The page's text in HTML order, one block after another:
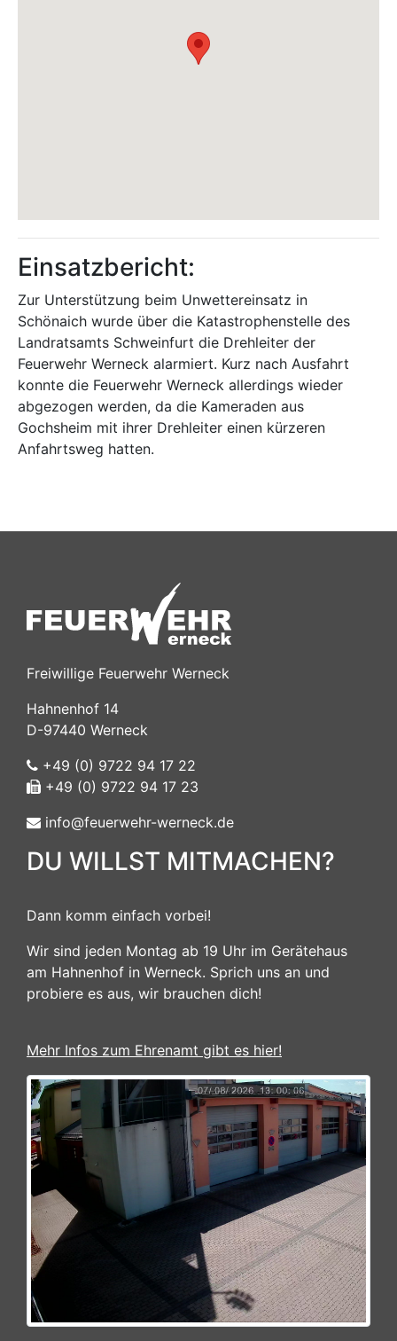
Einsatzbericht:
Zur Unterstützung beim Unwettereinsatz in
Schönaich wurde über die Katastrophenstelle des
Landratsamts Schweinfurt die Drehleiter der
Feuerwehr Werneck alarmiert. Kurz nach Ausfahrt
konnte die Feuerwehr Werneck allerdings wieder
abgezogen werden, da die Kameraden aus
Gochsheim mit ihrer Drehleiter einen kürzeren
Anfahrtsweg hatten.
Freiwillige Feuerwehr Werneck
Hahnenhof 14
D-97440 Werneck
+49 (0) 9722 94 17 22
+49 (0) 9722 94 17 23
info@feuerwehr-werneck.de
DU WILLST MITMACHEN?
Dann komm einfach vorbei!
Wir sind jeden Montag ab 19 Uhr im Gerätehaus
am Hahnenhof in Werneck. Sprich uns an und
probiere es aus, wir brauchen dich!
Mehr Infos zum Ehrenamt gibt es hier!